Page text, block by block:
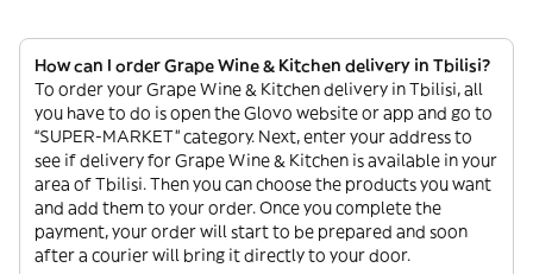
How can I order Grape Wine & Kitchen delivery in Tbilisi?
To order your Grape Wine & Kitchen delivery in Tbilisi, all
you have to do is open the Glovo website or app and go to
“SUPER-MARKET” category. Next, enter your address to
see if delivery for Grape Wine & Kitchen is available in your
area of Tbilisi. Then you can choose the products you want
and add them to your order. Once you complete the
payment, your order will start to be prepared and soon
after a courier will bring it directly to your door.